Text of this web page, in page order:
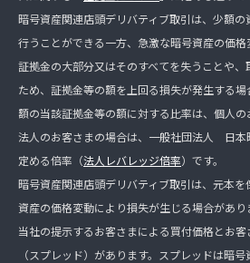
暗号資産関連店頭デリバティブ取引は、少額
行うことができる一方、急激な暗号資産の価
証拠金の大部分又はそのすべてを失うことや
ため、証拠金等の額を上回る損失が発生する
額の当該証拠金等の額に対する比率は、個人の
法人のお客さまの場合は、一般社団法人 日本
定める倍率（法人レバレッジ倍率）です。
暗号資産関連店頭デリバティブ取引は、元本
資産の価格変動により損失が生じる場合があり
当社の提示するお客さまによる買付価格とお
（スプレッド）があります。スプレッドは暗